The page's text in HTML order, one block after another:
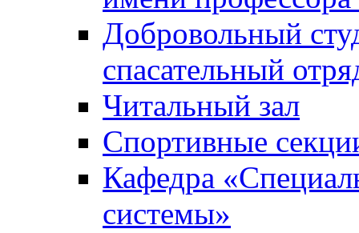
Добровольный
спасательный
Читальный зал
Спортивные
Кафедра
системы»